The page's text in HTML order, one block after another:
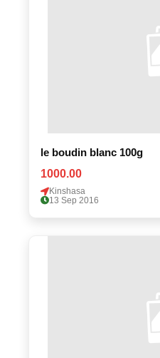
le boudin blanc 100g
1000.00
Kinshasa
13 Sep 2016